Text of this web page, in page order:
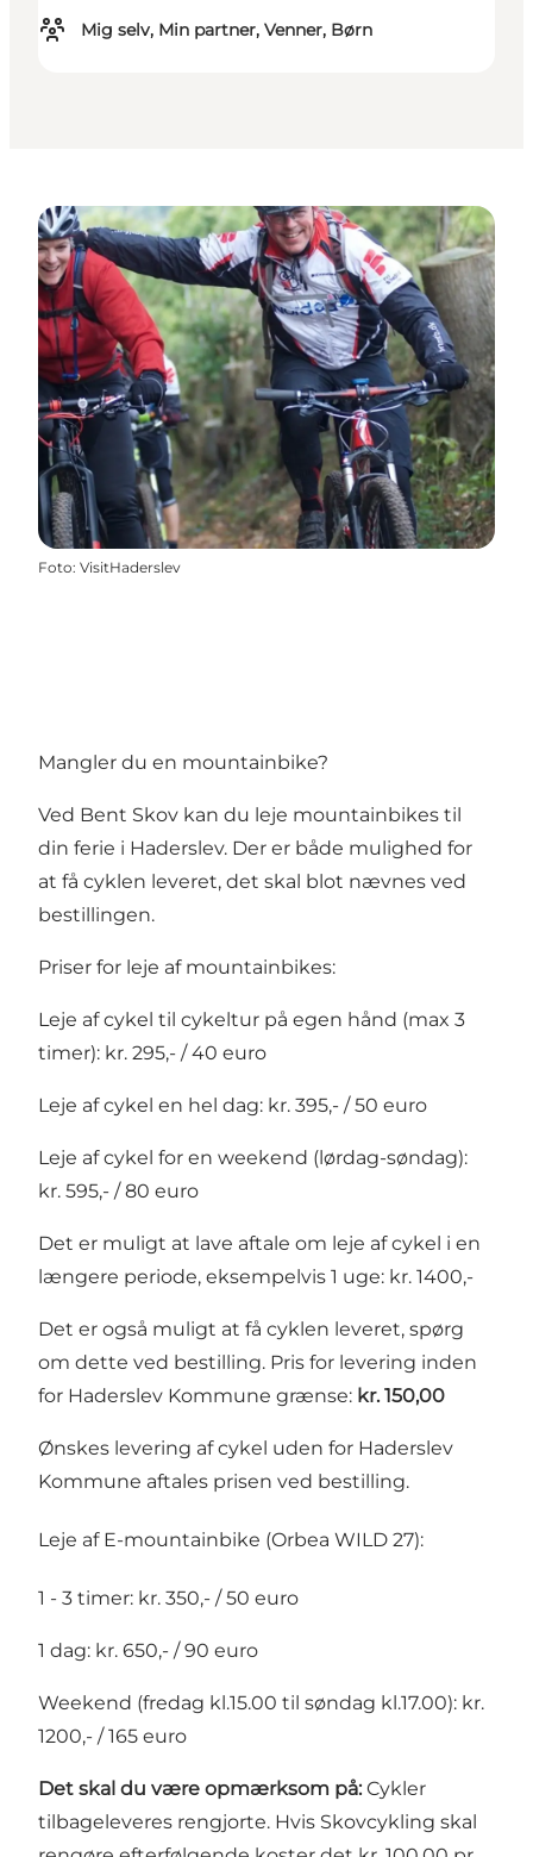
Mig selv, Min partner, Venner, Børn
Foto: VisitHaderslev
Mangler du en mountainbike?
Ved Bent Skov kan du leje mountainbikes til
din ferie i Haderslev. Der er både mulighed for
at få cyklen leveret, det skal blot nævnes ved
bestillingen.
Priser for leje af mountainbikes:
Leje af cykel til cykeltur på egen hånd (max 3
timer): kr. 295,- / 40 euro
Leje af cykel en hel dag: kr. 395,- / 50 euro
Leje af cykel for en weekend (lørdag-søndag):
kr. 595,- / 80 euro
Det er muligt at lave aftale om leje af cykel i en
længere periode, eksempelvis 1 uge: kr. 1400,-
Det er også muligt at få cyklen leveret, spørg
om dette ved bestilling. Pris for levering inden
for Haderslev Kommune grænse: kr. 150,00
Ønskes levering af cykel uden for Haderslev
Kommune aftales prisen ved bestilling.
Leje af E-mountainbike (Orbea WILD 27):
1 - 3 timer: kr. 350,- / 50 euro
1 dag: kr. 650,- / 90 euro
Weekend (fredag kl.15.00 til søndag kl.17.00): kr.
1200,- / 165 euro
Det skal du være opmærksom på: Cykler
tilbageleveres rengjorte. Hvis Skovcykling skal